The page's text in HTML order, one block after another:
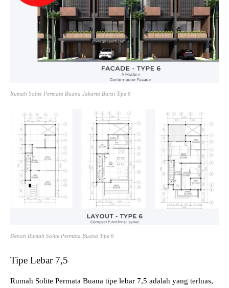
Rumah Solite Permata Buana Jakarta Barat Tipe 6
Denah Rumah Solite Permata Buana Tipe 6
Tipe Lebar 7,5
Rumah Solite Permata Buana tipe lebar 7,5 adalah yang terluas,